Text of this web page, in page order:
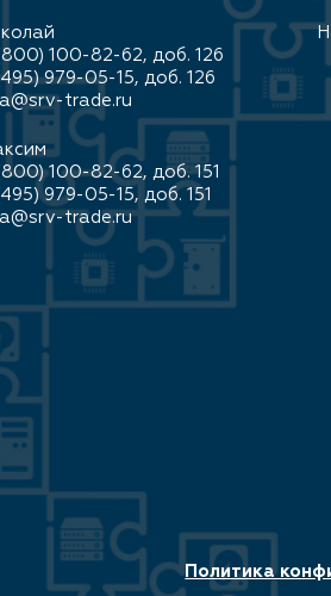
100-82-62, доб. 126
979-05-15, доб. 126
trade.ru
100-82-62, доб. 151
979-05-15, доб. 151
trade.ru
Политика